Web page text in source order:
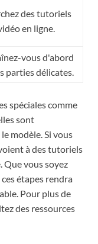
des tutoriels
en ligne.
vous d'abord
parties délicates.
spéciales comme
sont
modèle. Si vous
à des tutoriels
Que vous soyez
étapes rendra
Pour plus de
des ressources